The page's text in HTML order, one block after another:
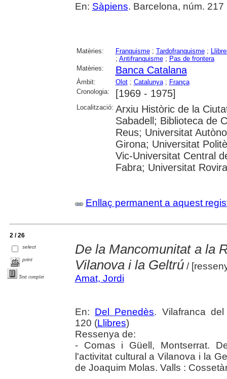
En: Sàpiens. Barcelona, núm.
Matèries: Franquisme; Tardofranquisme;
; Antifranquisme; Pas de frontera
Matèries:
Banca Catalana
Àmbit: Olot; Catalunya; França
Cronologia:
[1969 - 1975]
Localització: Arxiu Històric de la
Sabadell; Biblioteca de
Reus; Universitat
Girona; Universitat
Vic-Universitat Central
Fabra; Universitat
Enllaç permanent a aquest
2 / 26
select
print
Text complet
De la Mancomunitat a la
Vilanova i la Geltrú/
Amat, Jordi
En: Del Penedès. Vilafranca
120 (Llibres)
Ressenya de:
- Comas i Güell, Montserrat.
l'activitat cultural a Vilanova i la
de Joaquim Molas. Valls :